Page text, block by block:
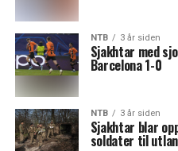
NTB 3 år siden
Sjakhtar med
Barcelona 1-0
NTB 3 år siden
Sjakhtar blar
soldater til